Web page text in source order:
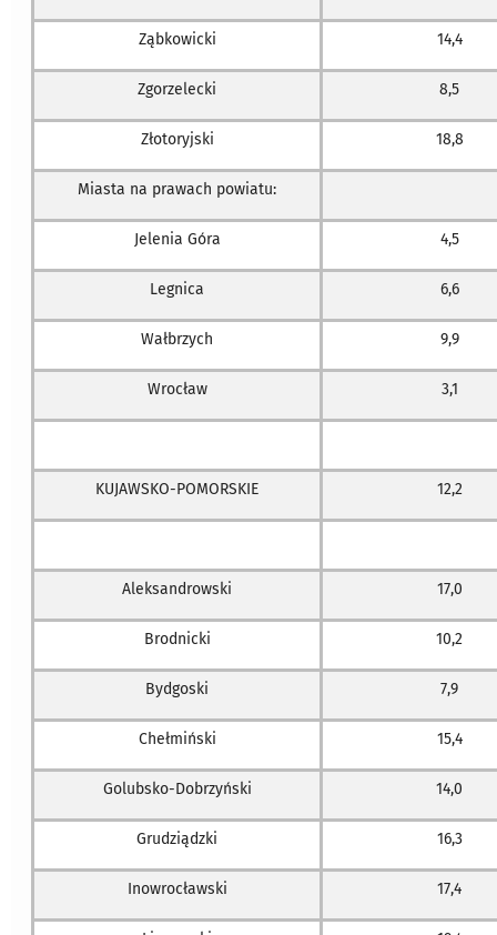
Ząbkowicki 14,4
Zgorzelecki 8,5
Złotoryjski 18,8
Miasta na prawach powiatu:
Jelenia Góra 4,5
Legnica 6,6
Wałbrzych 9,9
Wrocław 3,1
KUJAWSKO-POMORSKIE 12,2
Aleksandrowski 17,0
Brodnicki 10,2
Bydgoski 7,9
Chełmiński 15,4
Golubsko-Dobrzyński 14,0
Grudziądzki 16,3
Inowrocławski 17,4